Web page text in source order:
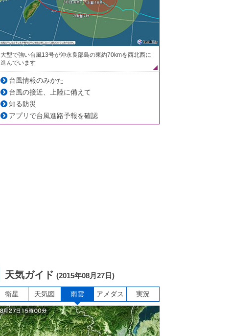
大型で強い台風13号が沖永良部島の東約70kmを西北西に
進んでいます
台風情報のみかた
台風の接近、上陸に備えて
知る防災
アプリで台風進路予報を確認
天気ガイド (2015年08月27日)
衛星 天気図 雨雲 アメダス 実況